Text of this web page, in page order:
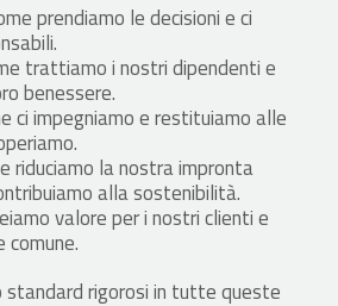
prendiamo le decisioni e ci
trattiamo i nostri dipendenti e
benessere.
ci impegniamo e restituiamo alle
riduciamo la nostra impronta
alla sostenibilità.
valore per i nostri clienti e
comune.
rigorosi in tutte queste